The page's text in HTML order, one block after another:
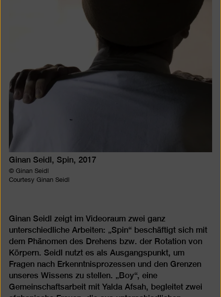
Ginan Seidl, Spin, 2017
© Ginan Seidl
Courtesy Ginan Seidl
Ginan Seidl zeigt im Videoraum zwei ganz
unterschiedliche Arbeiten: „Spin“ beschäftigt sich mit
dem Phänomen des Drehens bzw. der Rotation von
Körpern. Seidl nutzt es als Ausgangspunkt, um
Fragen nach Erkenntnisprozessen und den Grenzen
unseres Wissens zu stellen. „Boy“, eine
Gemeinschaftsarbeit mit Yalda Afsah, begleitet zwei